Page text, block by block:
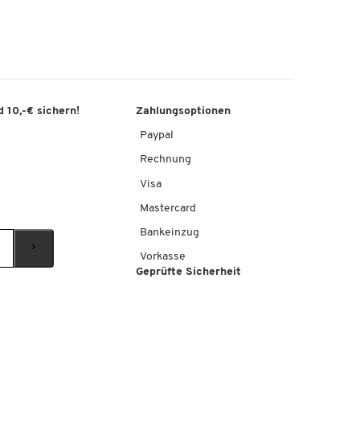
10,-€ sichern! Zahlungsoptionen
Paypal
Rechnung
Visa
Mastercard
Bankeinzug
Vorkasse
Geprüfte Sicherheit